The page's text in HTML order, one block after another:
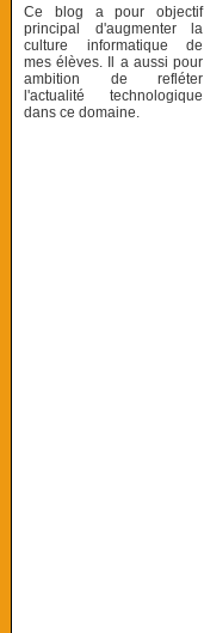
Ce blog a pour objectif
principal d'augmenter la
culture informatique de
mes élèves. Il a aussi pour
ambition de refléter
l'actualité technologique
dans ce domaine.